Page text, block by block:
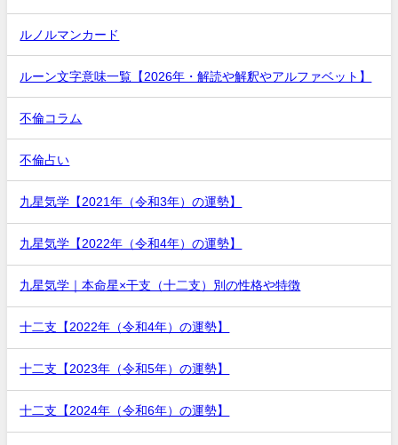
ルノルマンカード
ルーン文字意味一覧【2026年・解読や解釈やアルファベット】
不倫コラム
不倫占い
九星気学【2021年（令和3年）の運勢】
九星気学【2022年（令和4年）の運勢】
九星気学｜本命星×干支（十二支）別の性格や特徴
十二支【2022年（令和4年）の運勢】
十二支【2023年（令和5年）の運勢】
十二支【2024年（令和6年）の運勢】